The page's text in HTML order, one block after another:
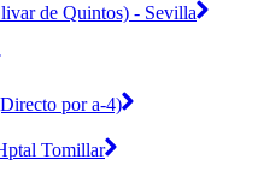
de Quintos) - Sevilla
por a-4)
Tomillar